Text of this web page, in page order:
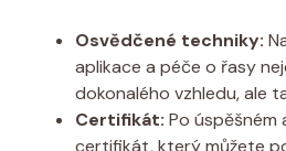
Osvědčené techniky:
aplikace a péče o řasy
dokonalého vzhledu, ale
Certifikát: Po úspěšném
certifikát, který můžete